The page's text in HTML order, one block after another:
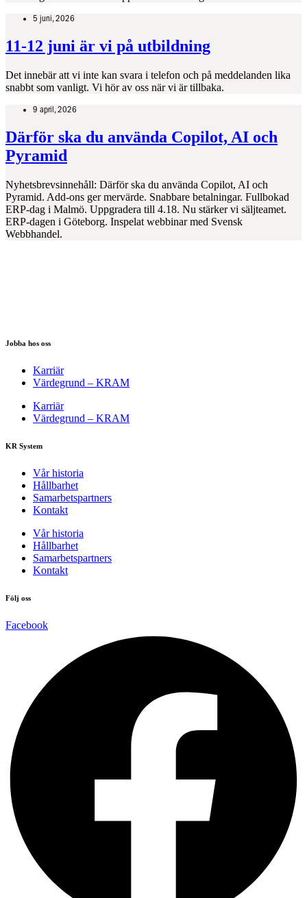
5 juni, 2026
11-12 juni är vi på utbildning
Det innebär att vi inte kan svara i telefon och på meddelanden lika
snabbt som vanligt. Vi hör av oss när vi är tillbaka.
9 april, 2026
Därför ska du använda Copilot, AI och
Pyramid
Nyhetsbrevsinnehåll: Därför ska du använda Copilot, AI och
Pyramid. Add-ons ger mervärde. Snabbare betalningar. Fullbokad
ERP-dag i Malmö. Uppgradera till 4.18. Nu stärker vi säljteamet.
ERP-dagen i Göteborg. Inspelat webbinar med Svensk
Webbhandel.
Jobba hos oss
Karriär
Värdegrund – KRAM
Karriär
Värdegrund – KRAM
KR System
Vår historia
Hållbarhet
Samarbetspartners
Kontakt
Vår historia
Hållbarhet
Samarbetspartners
Kontakt
Följ oss
Facebook